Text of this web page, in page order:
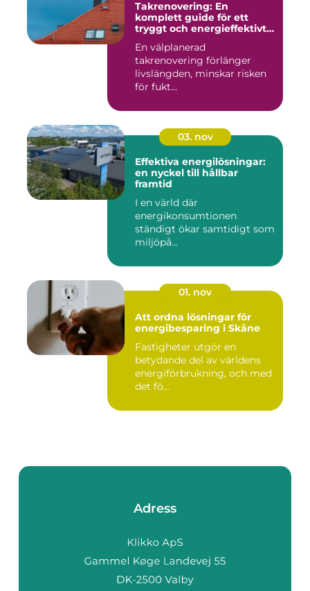
Takrenovering: En
komplett guide för ett
tryggt och energieffektivt
En välplanerad
takrenovering förlänger
livslängden, minskar risken
för fukt...
03. nov
Effektiva energilösningar:
en nyckel till hållbar
framtid
I en värld där
energikonsumtionen
ständigt ökar samtidigt som
miljöpå...
01. nov
Att ordna lösningar för
energibesparing i Skåne
Fastigheter utgör en
betydande del av världens
energiförbrukning, och med
det fö...
Adress